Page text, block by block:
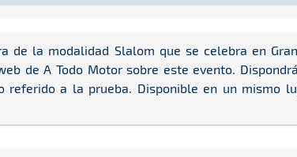
de la modalidad Slalom que se celebra en
de A Todo Motor sobre este evento.
referido a la prueba. Disponible en un mismo